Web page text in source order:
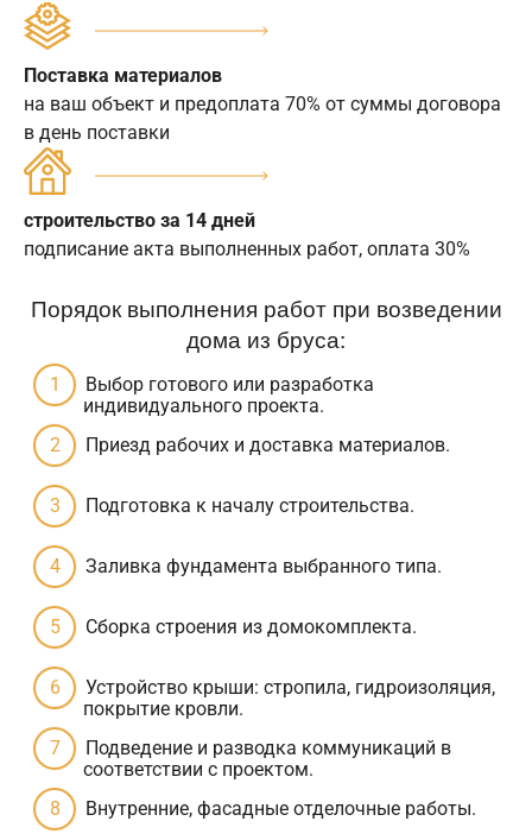
Поставка материалов
на ваш объект и предоплата 70% от суммы договора
в день поставки
строительство за 14 дней
подписание акта выполненных работ, оплата 30%
Порядок выполнения работ при возведении
дома из бруса:
Выбор готового или разработка
индивидуального проекта.
Приезд рабочих и доставка материалов.
Подготовка к началу строительства.
Заливка фундамента выбранного типа.
Сборка строения из домокомплекта.
Устройство крыши: стропила, гидроизоляция,
покрытие кровли.
Подведение и разводка коммуникаций в
соответствии с проектом.
Внутренние, фасадные отделочные работы.